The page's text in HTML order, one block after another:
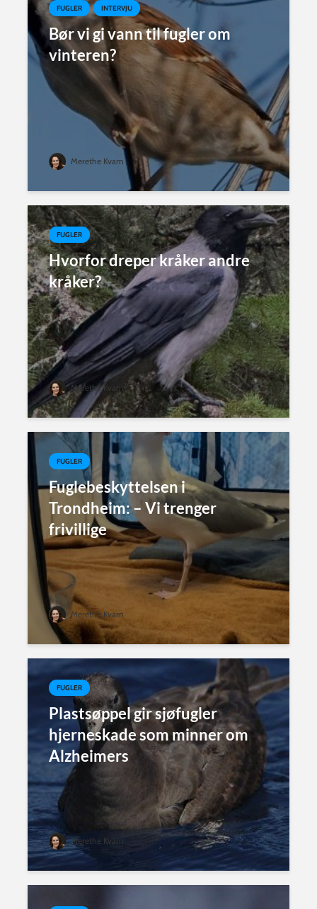
FUGLER INTERVJU
Bør vi gi vann til fugler om
vinteren?
Merethe Kvam
FUGLER
Hvorfor dreper kråker andre
kråker?
Merethe Kvam
FUGLER
Fuglebeskyttelsen i
Trondheim: – Vi trenger
frivillige
Merethe Kvam
FUGLER
Plastsøppel gir sjøfugler
hjerneskade som minner om
Alzheimers
Merethe Kvam